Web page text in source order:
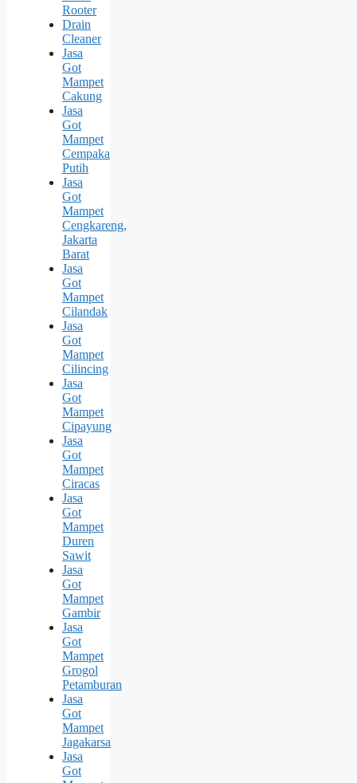
Rooter
Drain
Cleaner
Jasa
Got
Mampet
Cakung
Jasa
Got
Mampet
Cempaka
Putih
Jasa
Got
Mampet
Cengkareng,
Jakarta
Barat
Jasa
Got
Mampet
Cilandak
Jasa
Got
Mampet
Cilincing
Jasa
Got
Mampet
Cipayung
Jasa
Got
Mampet
Ciracas
Jasa
Got
Mampet
Duren
Sawit
Jasa
Got
Mampet
Gambir
Jasa
Got
Mampet
Grogol
Petamburan
Jasa
Got
Mampet
Jagakarsa
Jasa
Got